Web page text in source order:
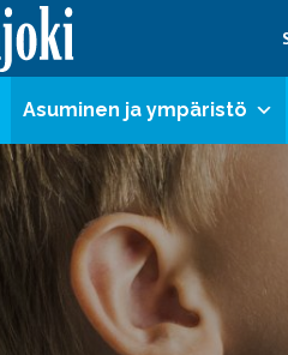
Asuminen ja ympäristö